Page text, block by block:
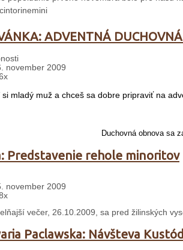
ADVENTNÁ
november 2009
si mladý muž a chceš sa dobre pripraviť na
Duchovná obnova sa
Predstavenie rehole minoritov
november 2009
večer, 26.10.2009, sa pred žilinských
Paclawska: Návšteva